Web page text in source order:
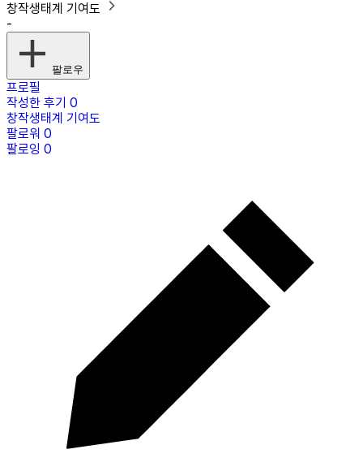
창작생태계 기여도
-
팔로우
프로필
작성한 후기 0
창작생태계 기여도
팔로워 0
팔로잉 0